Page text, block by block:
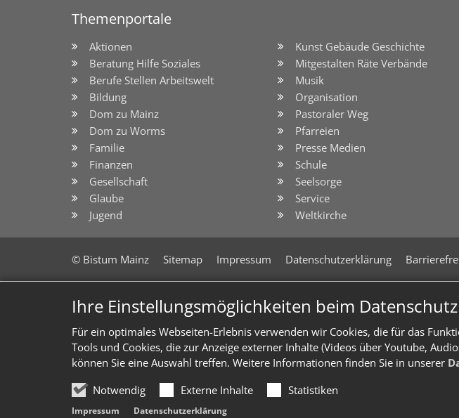
Ihre Einstellungsmöglichkeiten beim Datenschutz
Für ein optimales Webseiten-Erlebnis verwenden wir Cookies, die für das
Tools und Cookies, die zur Anzeige externer Inhalte (Videos über Youtube,
können Sie eine Auswahl treffen. Weitere Informationen finden Sie in unserer
Notwendig
Externe Inhalte Statistiken
Impressum Datenschutzerklärung
Themenportale
Aktionen
Beratung Hilfe Soziales
Berufe Stellen Arbeitswelt
Bildung
Dom zu Mainz
Dom zu Worms
Familie
Finanzen
Gesellschaft
Glaube
Jugend
Kunst Gebäude Geschichte
Mitgestalten Räte Verbände
Musik
Organisation
Pastoraler Weg
Pfarreien
Presse Medien
Schule
Seelsorge
Service
Weltkirche
© Bistum Mainz Sitemap Impressum Datenschutzerklärung